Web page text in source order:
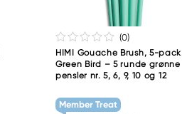
(0)
HIMI Gouache Brush, 5-pack
Green Bird – 5 runde grønne
pensler nr. 5, 6, 9, 10 og 12
Member Treat